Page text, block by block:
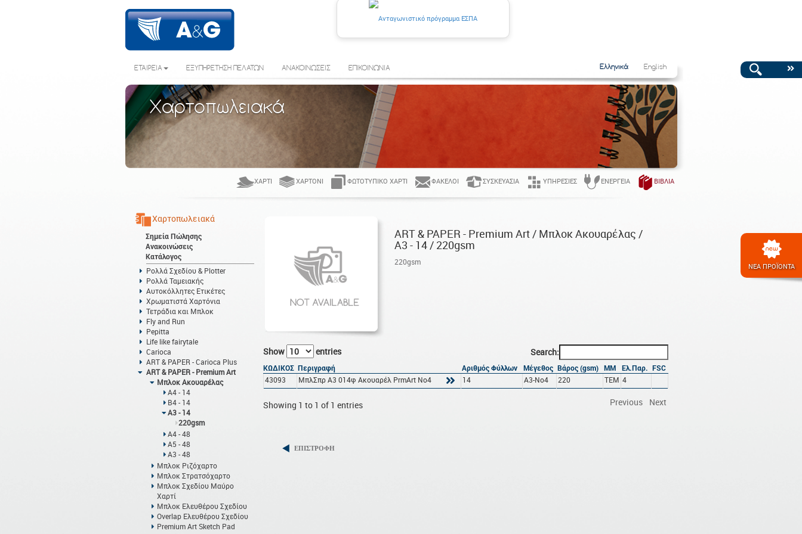
ΝΕΑ ΠΡΟΪΟΝΤΑ
ΕΤΑΙΡΕΙΑ ΕΞΥΠΗΡΕΤΗΣΗ ΠΕΛΑΤΩΝ ΑΝΑΚΟΙΝΩΣΕΙΣ ΕΠΙΚΟΙΝΩΝΙΑ Ελληνικά English
Χαρτοπωλειακά
ΧΑΡΤΊ ΧΑΡΤΌΝΙ ΦΩΤΟΤΥΠΙΚΌ ΧΑΡΤΊ ΦΆΚΕΛΟΙ ΣΥΣΚΕΥΑΣΊΑ ΥΠΗΡΕΣΊΕΣ ΕΝΈΡΓΕΙΑ ΒΙΒΛΊΑ
Χαρτοπωλειακά
Σημεία Πώλησης
Ανακοινώσεις
Κατάλογος
Ρολλά Σχεδίου & Plotter
Ρολλά Ταμειακής
Αυτοκόλλητες Ετικέτες
Χρωματιστά Χαρτόνια
Τετράδια και Μπλοκ
Fly and Run
Pepitta
Life like fairytale
Carioca
ART & PAPER - Carioca Plus
ART & PAPER - Premium Art
Μπλοκ Ακουαρέλας
Α4 - 14
Β4 - 14
Α3 - 14
220gsm
Α4 - 48
Α5 - 48
Α3 - 48
Μπλοκ Ριζόχαρτο
Μπλοκ Στρατσόχαρτο
Μπλοκ Σχεδίου Μαύρο
Χαρτί
Μπλοκ Ελευθέρου Σχεδίου
Overlap Ελευθέρου Σχεδίου
Premium Art Sketch Pad
ART & PAPER - Premium Art / Μπλοκ Ακουαρέλας /
Α3 - 14 / 220gsm
220gsm
Show entries Search:
ΚΩΔΙΚΟΣ Περιγραφή Αριθμός Φύλλων Μέγεθος Βάρος (gsm) ΜΜ Ελ.Παρ. FSC
43093
ΜπλΣπρ A3 014φ Ακουαρέλ PrmArt Νο4 14 A3-No4 220 ΤΕΜ 4
Showing 1 to 1 of 1 entries Previous Next
ΕΠΙΣΤΡΟΦΗ